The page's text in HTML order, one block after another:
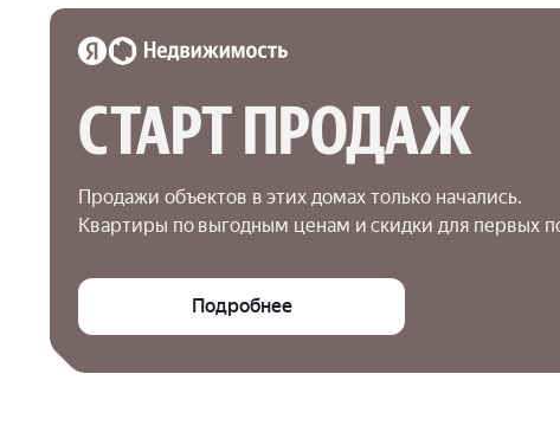
СТАРТ ПРОДАЖ
Продажи объектов в этих домах только начались.
Квартиры по выгодным ценам и скидки для первых
Подробнее